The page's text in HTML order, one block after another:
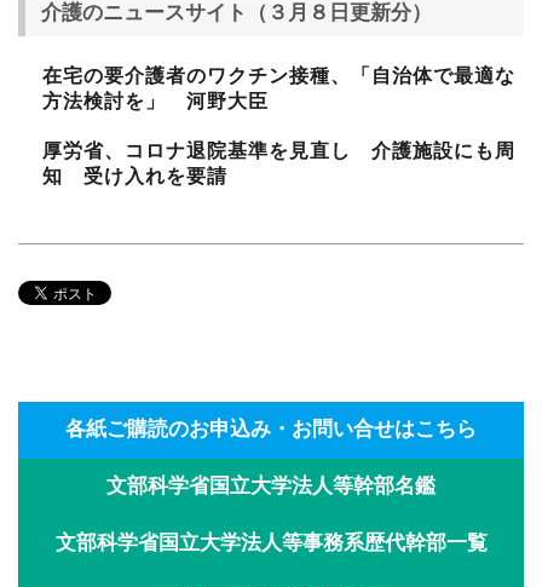
介護のニュースサイト（３月８日更新分）
在宅の要介護者のワクチン接種、「自治体で最適な
方法検討を」 河野大臣
厚労省、コロナ退院基準を見直し 介護施設にも周
知 受け入れを要請
各紙ご購読のお申込み・お問い合せはこちら
文部科学省国立大学法人等幹部名鑑
文部科学省国立大学法人等事務系歴代幹部一覧